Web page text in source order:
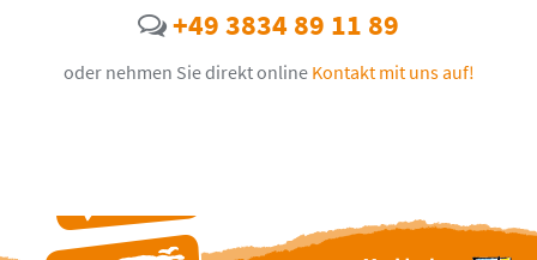
+49 3834 89 11 89
oder nehmen Sie direkt online Kontakt mit uns auf!